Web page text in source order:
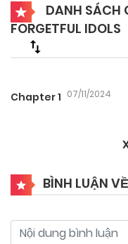
DANH SÁCH
FORGETFUL IDOLS
Chapter 1 07/11/2024
BÌNH LUẬN